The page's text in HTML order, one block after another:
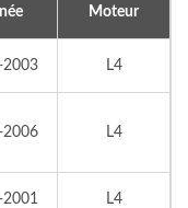
Moteur
2003 L4
2006 L4
L4